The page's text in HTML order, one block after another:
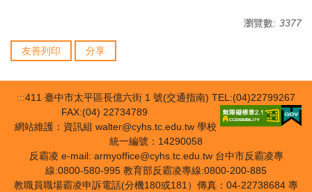
瀏覽數: 3377
友善列印 分享
:::411 臺中市太平區長億六街 1 號(交通指南) TEL:(04)22799267
FAX:(04) 22734789
網站維護：資訊組 walter@cyhs.tc.edu.tw 學校
統一編號：14290058
反霸凌 e-mail: armyoffice@cyhs.tc.edu.tw 台中市反霸凌專
線:0800-580-995 教育部反霸凌專線:0800-200-885
教職員職場霸凌申訴電話(分機180或181）傳真：04-22738684 專